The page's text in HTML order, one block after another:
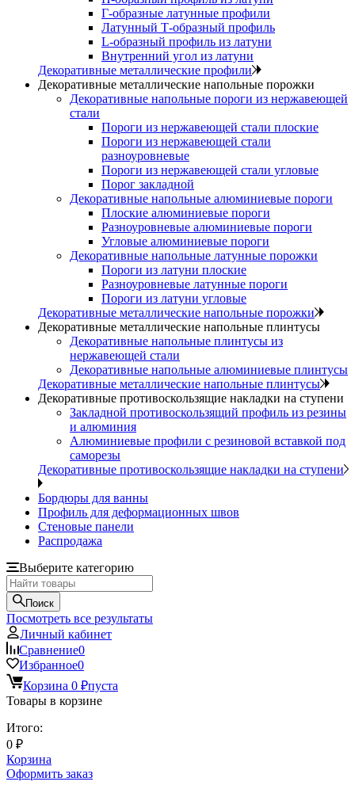
Г-образные латунные профили
Латунный Т-образный профиль
L-образный профиль из латуни
Внутренний угол из латуни
Декоративные металлические профили
Декоративные металлические напольные порожки
Декоративные напольные пороги из нержавеющей
стали
Пороги из нержавеющей стали плоские
Пороги из нержавеющей стали
разноуровневые
Пороги из нержавеющей стали угловые
Порог закладной
Декоративные напольные алюминиевые пороги
Плоские алюминиевые пороги
Разноуровневые алюминиевые пороги
Угловые алюминиевые пороги
Декоративные напольные латунные порожки
Пороги из латуни плоские
Разноуровневые латунные пороги
Пороги из латуни угловые
Декоративные металлические напольные порожки
Декоративные металлические напольные плинтусы
Декоративные напольные плинтусы из
нержавеющей стали
Декоративные напольные алюминиевые плинтусы
Декоративные металлические напольные плинтусы
Декоративные противоскользящие накладки на ступени
Закладной противоскользящий профиль из резины
и алюминия
Алюминиевые профили с резиновой вставкой под
саморезы
Декоративные противоскользящие накладки на ступени
Бордюры для ванны
Профиль для деформационных швов
Стеновые панели
Распродажа
Выберите категорию
Поиск
Посмотреть все результаты
Личный кабинет
Сравнение0
Избранное0
Корзина 0 ₽пуста
Товары в корзине
Итого:
0 ₽
Корзина
Оформить заказ